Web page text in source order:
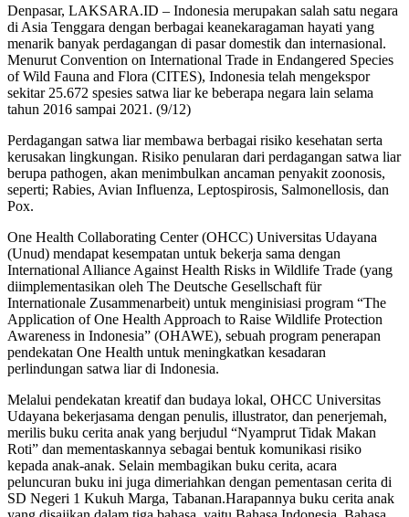
Denpasar, LAKSARA.ID – Indonesia merupakan salah satu negara
di Asia Tenggara dengan berbagai keanekaragaman hayati yang
menarik banyak perdagangan di pasar domestik dan internasional.
Menurut Convention on International Trade in Endangered Species
of Wild Fauna and Flora (CITES), Indonesia telah mengekspor
sekitar 25.672 spesies satwa liar ke beberapa negara lain selama
tahun 2016 sampai 2021. (9/12)
Perdagangan satwa liar membawa berbagai risiko kesehatan serta
kerusakan lingkungan. Risiko penularan dari perdagangan satwa liar
berupa pathogen, akan menimbulkan ancaman penyakit zoonosis,
seperti; Rabies, Avian Influenza, Leptospirosis, Salmonellosis, dan
Pox.
One Health Collaborating Center (OHCC) Universitas Udayana
(Unud) mendapat kesempatan untuk bekerja sama dengan
International Alliance Against Health Risks in Wildlife Trade (yang
diimplementasikan oleh The Deutsche Gesellschaft für
Internationale Zusammenarbeit) untuk menginisiasi program “The
Application of One Health Approach to Raise Wildlife Protection
Awareness in Indonesia” (OHAWE), sebuah program penerapan
pendekatan One Health untuk meningkatkan kesadaran
perlindungan satwa liar di Indonesia.
Melalui pendekatan kreatif dan budaya lokal, OHCC Universitas
Udayana bekerjasama dengan penulis, illustrator, dan penerjemah,
merilis buku cerita anak yang berjudul “Nyamprut Tidak Makan
Roti” dan mementaskannya sebagai bentuk komunikasi risiko
kepada anak-anak. Selain membagikan buku cerita, acara
peluncuran buku ini juga dimeriahkan dengan pementasan cerita di
SD Negeri 1 Kukuh Marga, Tabanan.Harapannya buku cerita anak